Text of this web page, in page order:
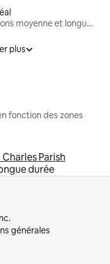
Locations moyenne et longue durée
plus
fonction des zones
Charles Parish
durée
générales